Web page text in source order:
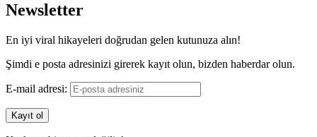
Newsletter
En iyi viral hikayeleri doğrudan gelen kutunuza alın!
Şimdi e posta adresinizi girerek kayıt olun, bizden haberdar olun.
E-mail adresi: